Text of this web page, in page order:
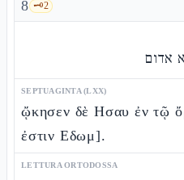
8 🗝️2
אדום
SEPTUAGINTA (LXX)
ᾤκησεν δὲ Ησαυ ἐν τῷ
ἐστιν Εδωμ].
LETTURA ORTODOSSA